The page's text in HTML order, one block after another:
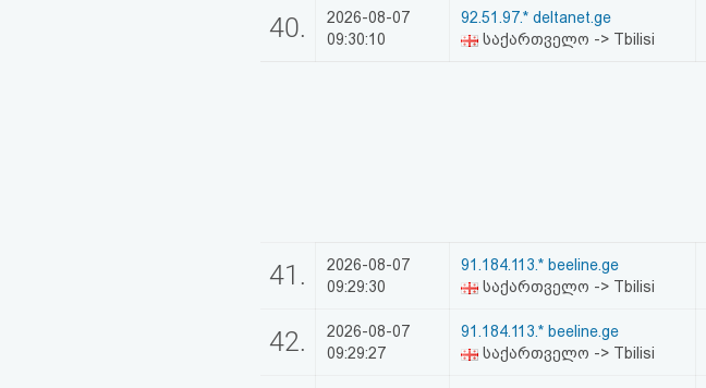
40.
2026-08-07
09:30:10
92.51.97.* deltanet.ge
საქართველო -> Tbilisi
41.
2026-08-07
09:29:30
91.184.113.* beeline.ge
საქართველო -> Tbilisi
42.
2026-08-07
09:29:27
91.184.113.* beeline.ge
საქართველო -> Tbilisi